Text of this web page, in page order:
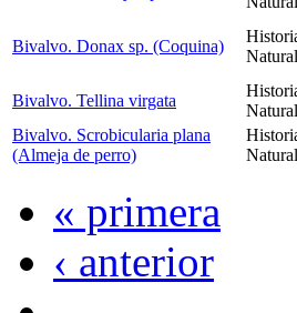
Bivalvo. Donax sp. (Coquina)
Natural
Bivalvo. Tellina virgata
Natural
Bivalvo. Scrobicularia plana
(Almeja de perro)
Natural
« primera
‹ anterior